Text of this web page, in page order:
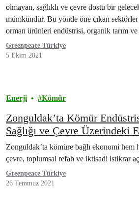
olmayan, sağlıklı ve çevre dostu bir
mümkündür. Bu yönde öne çıkan
orman ürünleri endüstrisi, organik tarım ve
daha genel anlamda çeşitli turizm
Greenpeace Türkiye
5 Ekim 2021
Enerji Kömür
Zonguldak’ta Kömür
Sağlığı ve Çevre Üzerindeki
Zonguldak’ta kömüre bağlı ekonomi hem
çevre, toplumsal refah ve iktisadi istikrar
Greenpeace Türkiye
26 Temmuz 2021